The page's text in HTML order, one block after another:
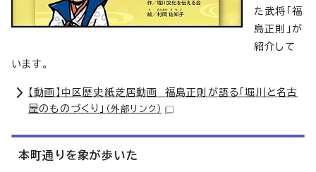
た武将「福
島正則」が
紹介して
います。
【動画】中区歴史紙芝居動画 福島正則が語る「堀川と名古
屋のものづくり」 （外部リンク）
本町通りを象が歩いた